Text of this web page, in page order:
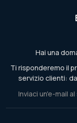
Hai una
Ti risponderemo il
servizio clienti:
Inviaci un'e-mail